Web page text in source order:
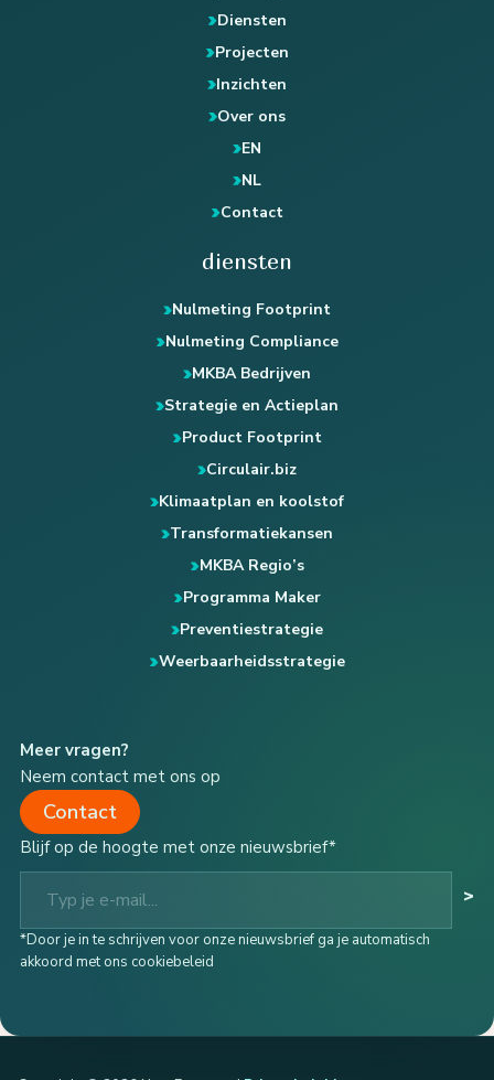
Diensten
Projecten
Inzichten
Over ons
EN
NL
Contact
diensten
Nulmeting Footprint
Nulmeting Compliance
MKBA Bedrijven
Strategie en Actieplan
Product Footprint
Circulair.biz
Klimaatplan en koolstof
Transformatiekansen
MKBA Regio’s
Programma Maker
Preventiestrategie
Weerbaarheidsstrategie
Meer vragen?
Neem contact met ons op
Contact
Blijf op de hoogte met onze nieuwsbrief*
Typ je e-mail...
>
*Door je in te schrijven voor onze nieuwsbrief ga je automatisch
akkoord met ons cookiebeleid